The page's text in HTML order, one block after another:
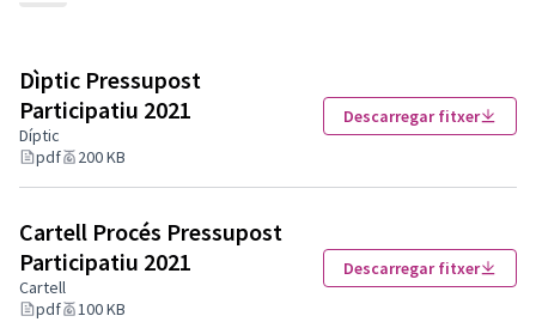
Dìptic Pressupost
Participatiu 2021
Díptic
pdf
200 KB
Descarregar fitxer
Cartell Procés Pressupost
Participatiu 2021
Cartell
pdf
100 KB
Descarregar fitxer